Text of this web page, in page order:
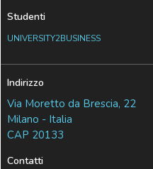
Studenti
UNIVERSITY2BUSINESS
Indirizzo
Via Moretto da Brescia, 22
Milano - Italia
CAP 20133
Contatti